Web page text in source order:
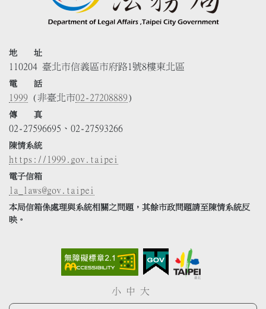
地 址
110204 臺北市信義區市府路1號8樓東北區
電 話
1999 (非臺北市02-27208889)
傳 真
02-27596695、02-27593266
陳情系統
https://1999.gov.taipei
電子信箱
la_laws@gov.taipei
本局信箱係處理與系統相關之問題，其餘市政問題請至陳情系統反
映。
小 中 大